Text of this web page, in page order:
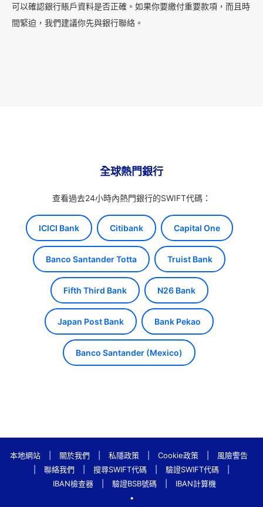
可以確認銀行賬戶資料是否正確。如果你要繳付重要款項，而且時
間緊迫，我們建議你先與銀行聯絡。
全球熱門銀行
查看過去24小時內熱門銀行的SWIFT代碼：
ICICI Bank Citibank Capital One
Banco Santander Totta Truist Bank
Fifth Third Bank N26 Bank
Japan Post Bank Bank Pekao
Banco Santander (Mexico)
本地網站 關於我們 私隱政策 Cookie政策
風險警告
聯絡我們 搜尋SWIFT代碼 驗證SWIFT代碼
IBAN檢查器
驗證BSB號碼
IBAN計算機
•